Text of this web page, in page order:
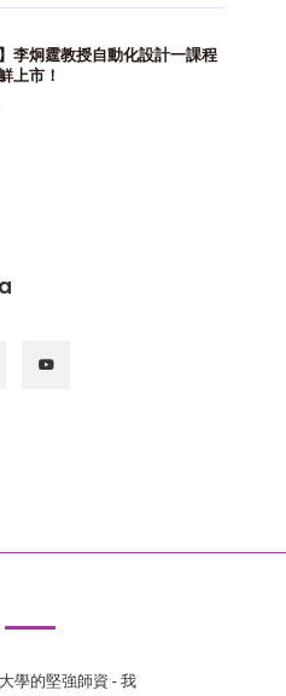
】李炯霆教授自動化設計一課程
上市！
學的堅強師資 - 我